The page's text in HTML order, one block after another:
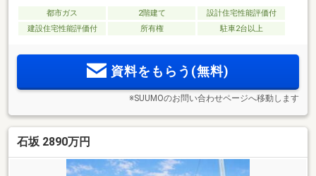
都市ガス 2階建て
設計住宅性能評価付
建設住宅性能評価付
所有権 駐車2台以上
資料をもらう(無料)
※SUUMOのお問い合わせページへ移動します
石坂 2890万円